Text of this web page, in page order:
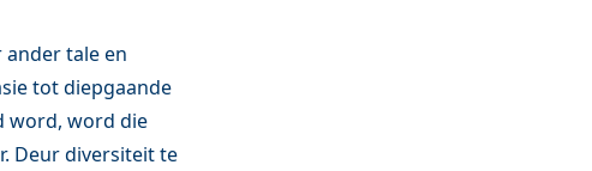
tale en
tot diepgaande
word, word die
Deur diversiteit te